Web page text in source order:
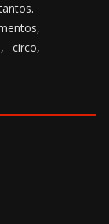
circo,